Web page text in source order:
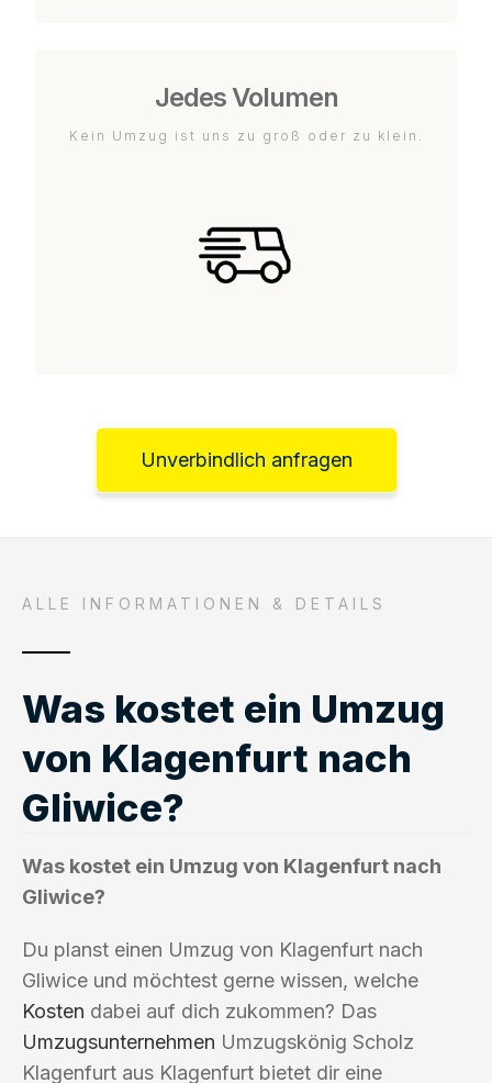
Jedes Volumen
Kein Umzug ist uns zu groß oder zu klein.
Unverbindlich anfragen
ALLE INFORMATIONEN & DETAILS
Was kostet ein Umzug
von Klagenfurt nach
Gliwice?
Was kostet ein Umzug von Klagenfurt nach
Gliwice?
Du planst einen Umzug von Klagenfurt nach
Gliwice und möchtest gerne wissen, welche
Kosten dabei auf dich zukommen? Das
Umzugsunternehmen Umzugskönig Scholz
Klagenfurt aus Klagenfurt bietet dir eine